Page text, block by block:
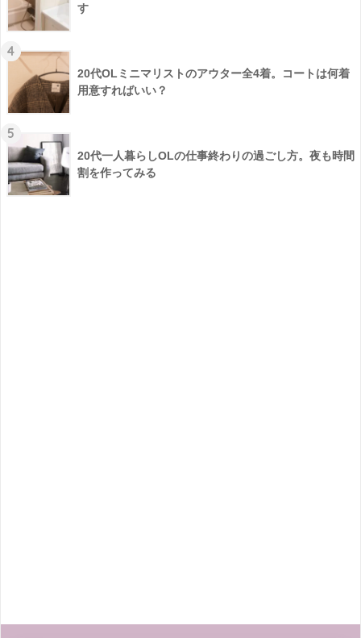
す
4
20代OLミニマリストのアウター全4着。コートは何着
用意すればいい？
5
20代一人暮らしOLの仕事終わりの過ごし方。夜も時間
割を作ってみる